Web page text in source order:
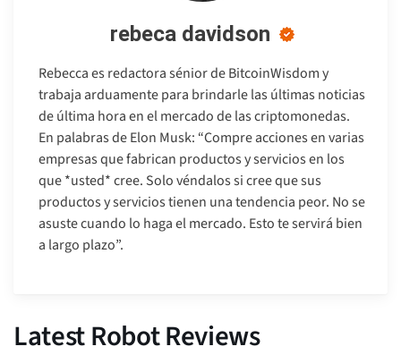
rebeca davidson
Rebecca es redactora sénior de BitcoinWisdom y
trabaja arduamente para brindarle las últimas noticias
de última hora en el mercado de las criptomonedas.
En palabras de Elon Musk: “Compre acciones en varias
empresas que fabrican productos y servicios en los
que *usted* cree. Solo véndalos si cree que sus
productos y servicios tienen una tendencia peor. No se
asuste cuando lo haga el mercado. Esto te servirá bien
a largo plazo”.
Latest Robot Reviews